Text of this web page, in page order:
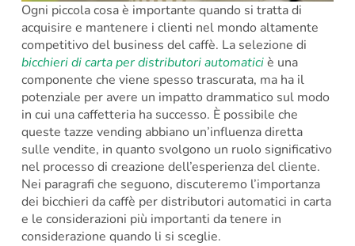
Ogni piccola cosa è importante quando si tratta di
acquisire e mantenere i clienti nel mondo altamente
competitivo del business del caffè. La selezione di
bicchieri di carta per distributori automaticiè una
componente che viene spesso trascurata, ma ha il
potenziale per avere un impatto drammatico sul modo
in cui una caffetteria ha successo. È possibile che
queste tazze vending abbiano un’influenza diretta
sulle vendite, in quanto svolgono un ruolo significativo
nel processo di creazione dell’esperienza del cliente.
Nei paragrafi che seguono, discuteremo l’importanza
dei bicchieri da caffè per distributori automatici in carta
e le considerazioni più importanti da tenere in
considerazione quando li si sceglie.